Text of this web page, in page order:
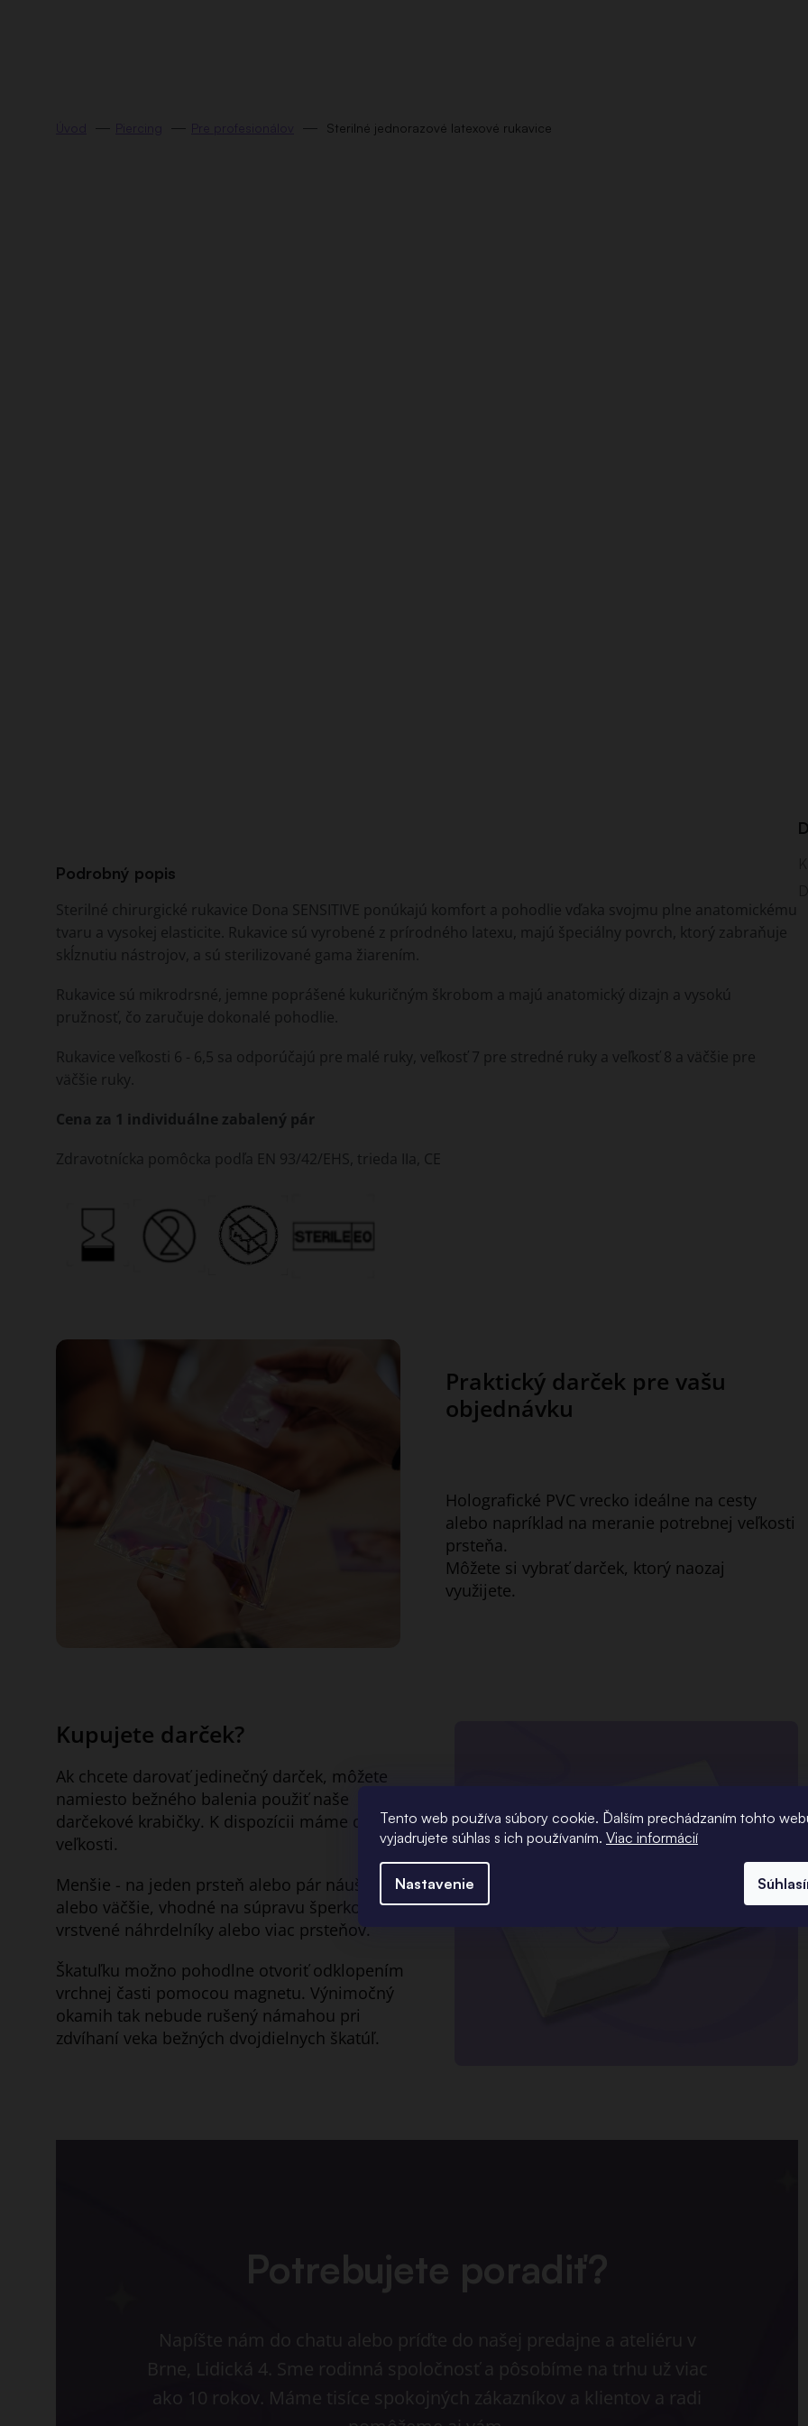
Tento web používa súbory cookie. Ďalším prechádzaním tohto
vyjadrujete súhlas s ich používaním. Viac informácií
Nastavenie
Sterilné jednorazové latexové rukavice
Podrobný popis
Sterilné chirurgické rukavice Dona SENSITIVE ponúkajú komfort a pohodlie vďaka svojmu plne anatomickému
tvaru a vysokej elasticite. Rukavice sú vyrobené z prírodného latexu, majú špeciálny povrch, ktorý zabraňuje
skĺznutiu nástrojov, a sú sterilizované gama žiarením.
Rukavice sú mikrodrsné, jemne poprášené kukuričným škrobom a majú anatomický dizajn a vysokú
pružnosť, čo zaručuje dokonalé pohodlie.
Rukavice veľkosti 6 - 6,5 sa odporúčajú pre malé ruky, veľkosť 7 pre stredné ruky a veľkosť 8 a väčšie pre
väčšie ruky.
Cena za 1 individuálne zabalený pár
Zdravotnícka pomôcka podľa EN 93/42/EHS, trieda IIa, CE
Praktický darček pre vašu
objednávku
Holografické PVC vrecko ideálne na cesty
alebo napríklad na meranie potrebnej veľkosti
prsteňa.
Môžete si vybrať darček, ktorý naozaj
využijete.
Kupujete darček?
Ak chcete darovať jedinečný darček, môžete
namiesto bežného balenia použiť naše
darčekové krabičky. K dispozícii máme dve
veľkosti.
Menšie - na jeden prsteň alebo pár náušníc
alebo väčšie, vhodné na súpravu šperkov,
vrstvené náhrdelníky alebo viac prsteňov.
Škatuľku možno pohodlne otvoriť odklopením
vrchnej časti pomocou magnetu. Výnimočný
okamih tak nebude rušený námahou pri
zdvíhaní veka bežných dvojdielnych škatúľ.
Potrebujete poradiť?
Napíšte nám do chatu alebo príďte do našej predajne a ateliéru v
Brne, Lidická 4. Sme rodinná spoločnosť a pôsobíme na trhu už viac
ako 10 rokov. Máme tisíce spokojných zákazníkov a klientov a radi